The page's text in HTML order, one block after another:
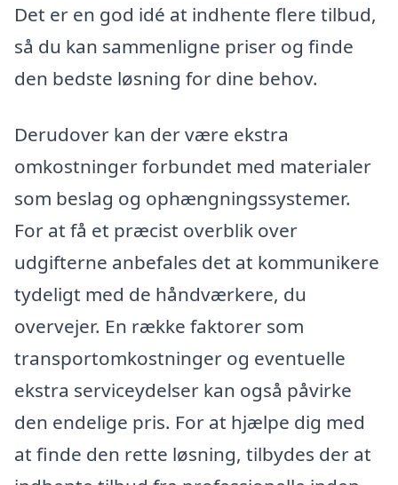
Det er en god idé at indhente flere tilbud,
så du kan sammenligne priser og finde
den bedste løsning for dine behov.
Derudover kan der være ekstra
omkostninger forbundet med materialer
som beslag og ophængningssystemer.
For at få et præcist overblik over
udgifterne anbefales det at kommunikere
tydeligt med de håndværkere, du
overvejer. En række faktorer som
transportomkostninger og eventuelle
ekstra serviceydelser kan også påvirke
den endelige pris. For at hjælpe dig med
at finde den rette løsning, tilbydes der at